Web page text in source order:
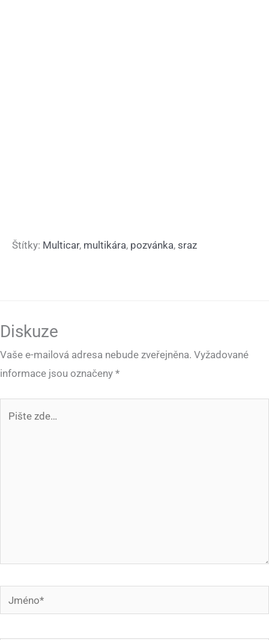
Štítky: Multicar, multikára, pozvánka, sraz
Diskuze
Vaše e-mailová adresa nebude zveřejněna. Vyžadované
informace jsou označeny *
Jméno*